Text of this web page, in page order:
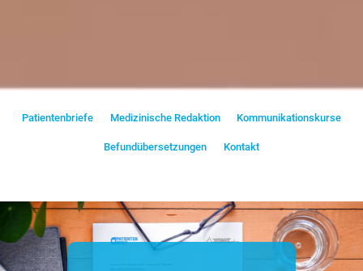
Patientenbriefe Medizinische Redaktion Kommunikationskurse
Befundübersetzungen Kontakt